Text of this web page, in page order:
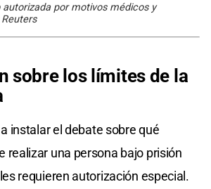
autorizada por motivos médicos y
sobre los límites de la
instalar el debate sobre qué
realizar una persona bajo prisión
requieren autorización especial.